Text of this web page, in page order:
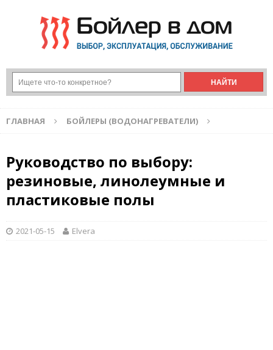
ГЛАВНАЯ БОЙЛЕРЫ (ВОДОНАГРЕВАТЕЛИ)
Руководство по выбору:
резиновые, линолеумные и
пластиковые полы
2021-05-15 Elvera